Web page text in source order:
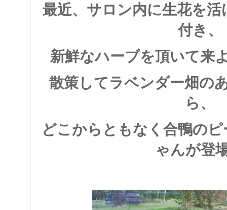
最近、サロン内に生花を
付き、
新鮮なハーブを頂いて来
散策してラベンダー畑の
ら、
どこからともなく合鴨の
ゃんが登